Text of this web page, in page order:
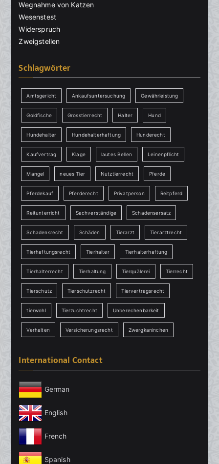
Wegnahme von Katzen
Wesenstest
Widerspruch
Zweigstellen
Schlagwörter
Amtsgericht Ankaufsuntersuchung Gewährleistung
Goldfische Grosstierrecht Halter Hund
Hundehalter Hundehalterhaftung Hunderecht
Kaufvertrag Klage lautes Bellen Leinenpflicht
Mangel neues Tier Nutztierrecht Pferde
Pferdekauf Pferderecht Privatperson Reitpferd
Reitunterricht Sachverständige Schadensersatz
Schadensrecht Schäden Tierarzt Tierarztrecht
Tierhaftungsrecht Tierhalter Tierhalterhaftung
Tierhalterrecht Tierhaltung Tierquälerei Tierrecht
Tierschutz Tierschutzrecht Tiervertragsrecht
tierwohl Tierzuchtrecht Unberechenbarkeit
Verhalten Versicherungsrecht Zwergkaninchen
International Contact
German
English
French
Spanish